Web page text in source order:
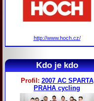
http://www.hoch.cz/
Kdo je kdo
Profil: 2007 AC SPARTA
PRAHA cycling